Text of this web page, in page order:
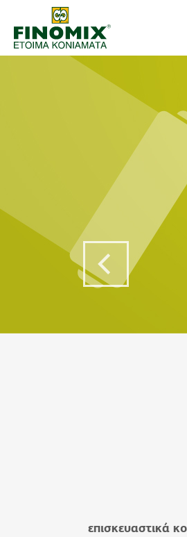
Previous Post
επισκευαστικά